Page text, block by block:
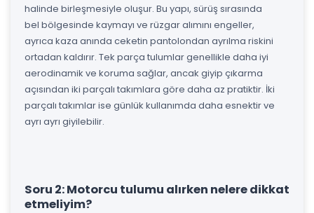
halinde birleşmesiyle oluşur. Bu yapı, sürüş sırasında
bel bölgesinde kaymayı ve rüzgar alımını engeller,
ayrıca kaza anında ceketin pantolondan ayrılma riskini
ortadan kaldırır. Tek parça tulumlar genellikle daha iyi
aerodinamik ve koruma sağlar, ancak giyip çıkarma
açısından iki parçalı takımlara göre daha az pratiktir. İki
parçalı takımlar ise günlük kullanımda daha esnektir ve
ayrı ayrı giyilebilir.
Soru 2: Motorcu tulumu alırken nelere dikkat
etmeliyim?